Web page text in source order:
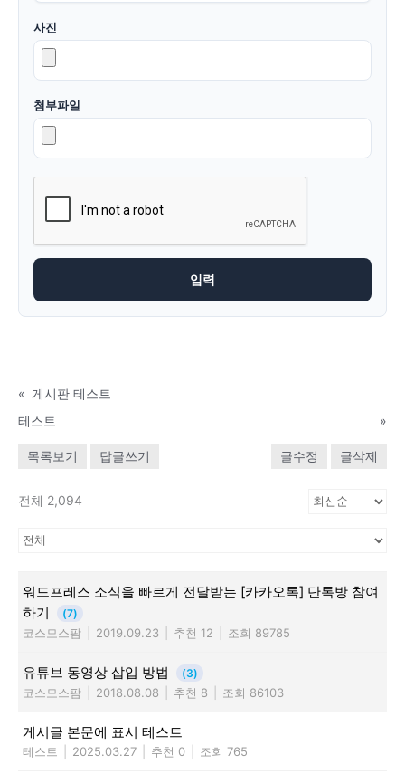
사진
첨부파일
« 게시판 테스트
테스트
»
목록보기 답글쓰기 글수정 글삭제
전체 2,094
워드프레스 소식을 빠르게 전달받는 [카카오톡] 단톡방 참여
하기
(7)
코스모스팜 2019.09.23 추천 12 조회 89785
유튜브 동영상 삽입 방법 (3)
코스모스팜 2018.08.08 추천 8 조회 86103
게시글 본문에 표시 테스트
테스트 2025.03.27 추천 0 조회 765